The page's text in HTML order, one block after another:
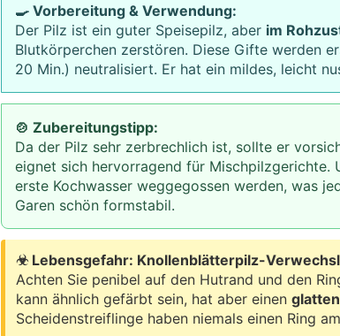
🍳 Vorbereitung & Verwendung:
Der Pilz ist ein guter Speisepilz, aber im
Blutkörperchen zerstören. Diese Gifte werden
20 Min.) neutralisiert. Er hat ein mildes, leicht
🍲 Zubereitungstipp:
Da der Pilz sehr zerbrechlich ist, sollte er
eignet sich hervorragend für Mischpilzgerichte.
erste Kochwasser weggegossen werden, was
Garen schön formstabil.
☣ Lebensgefahr: Knollenblätterpilz-
Achten Sie penibel auf den Hutrand und den
kann ähnlich gefärbt sein, hat aber einen
Scheidenstreiflinge haben niemals einen Ring